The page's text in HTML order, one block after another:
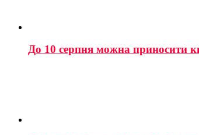
До 10 серпня можна приносити